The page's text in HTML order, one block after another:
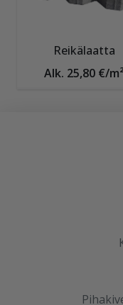
Reikälaatta
Alk. 25,80 €/m²